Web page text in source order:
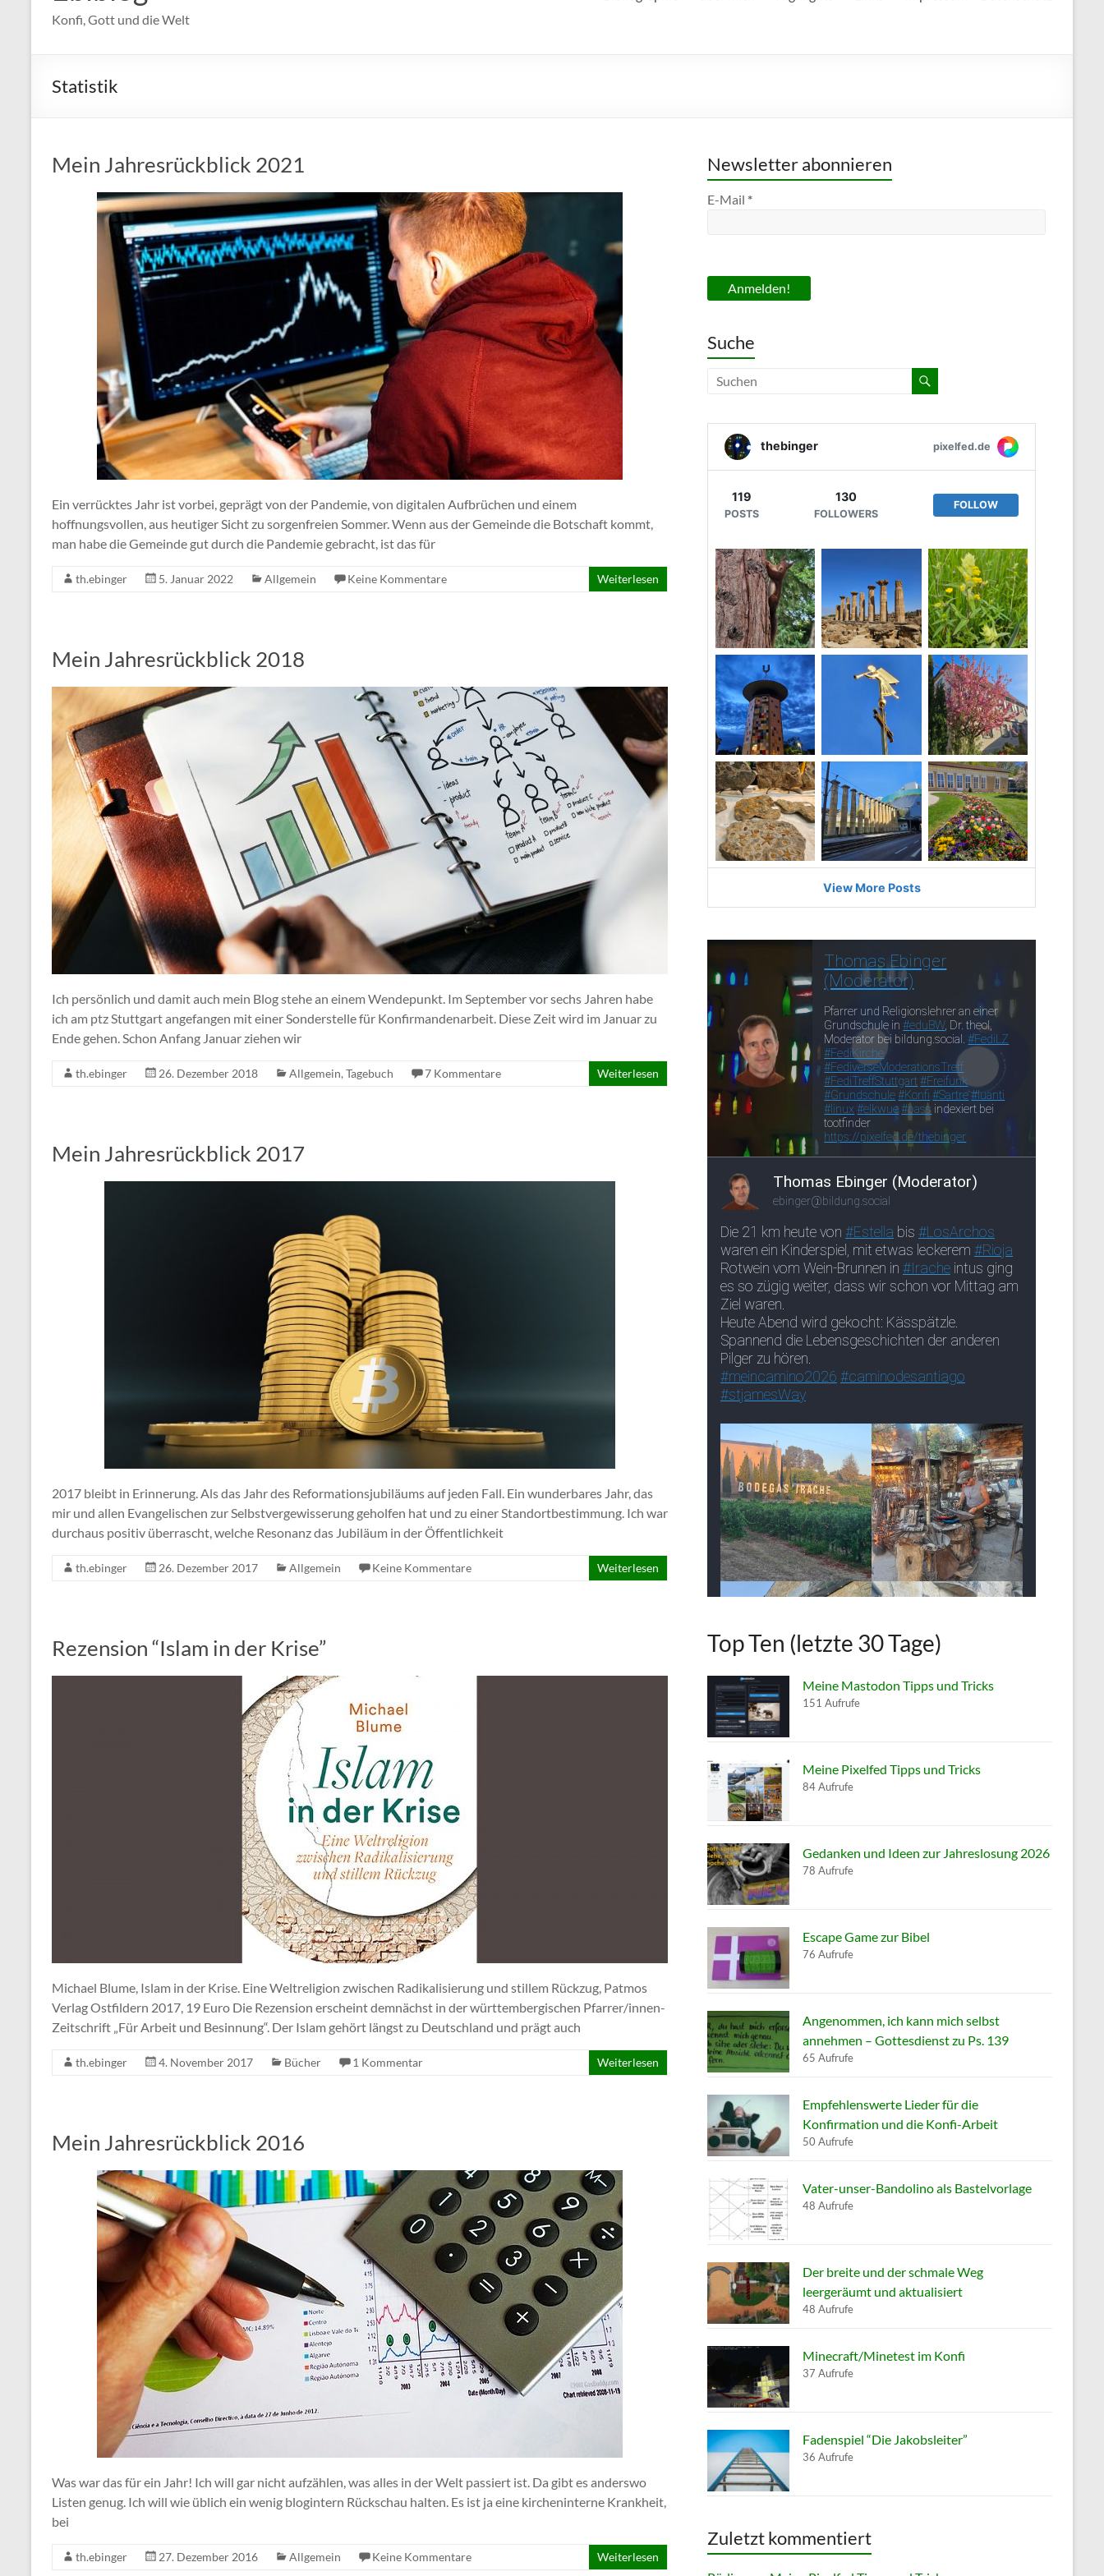
Konfi, Gott und die Welt
Statistik
Mein Jahresrückblick 2021
Ein verrücktes Jahr ist vorbei, geprägt von der Pandemie, von digitalen Aufbrüchen und einem
hoffnungsvollen, aus heutiger Sicht zu sorgenfreien Sommer. Wenn aus der Gemeinde die Botschaft kommt,
man habe die Gemeinde gut durch die Pandemie gebracht, ist das für
th.ebinger 5. Januar 2022 Allgemein Keine Kommentare Weiterlesen
Mein Jahresrückblick 2018
Ich persönlich und damit auch mein Blog stehe an einem Wendepunkt. Im September vor sechs Jahren habe
ich am ptz Stuttgart angefangen mit einer Sonderstelle für Konfirmandenarbeit. Diese Zeit wird im Januar zu
Ende gehen. Schon Anfang Januar ziehen wir
th.ebinger 26. Dezember 2018 Allgemein, Tagebuch 7 Kommentare Weiterlesen
Mein Jahresrückblick 2017
2017 bleibt in Erinnerung. Als das Jahr des Reformationsjubiläums auf jeden Fall. Ein wunderbares Jahr, das
mir und allen Evangelischen zur Selbstvergewisserung geholfen hat und zu einer Standortbestimmung. Ich war
durchaus positiv überrascht, welche Resonanz das Jubiläum in der Öffentlichkeit
th.ebinger 26. Dezember 2017 Allgemein Keine Kommentare Weiterlesen
Rezension “Islam in der Krise”
Michael Blume, Islam in der Krise. Eine Weltreligion zwischen Radikalisierung und stillem Rückzug, Patmos
Verlag Ostfildern 2017, 19 Euro Die Rezension erscheint demnächst in der württembergischen Pfarrer/innen-
Zeitschrift „Für Arbeit und Besinnung“. Der Islam gehört längst zu Deutschland und prägt auch
th.ebinger 4. November 2017 Bücher 1 Kommentar Weiterlesen
Mein Jahresrückblick 2016
Was war das für ein Jahr! Ich will gar nicht aufzählen, was alles in der Welt passiert ist. Da gibt es anderswo
Listen genug. Ich will wie üblich ein wenig blogintern Rückschau halten. Es ist ja eine kircheninterne Krankheit,
bei
th.ebinger 27. Dezember 2016 Allgemein Keine Kommentare Weiterlesen
Newsletter abonnieren
E-Mail *
Suche
Top Ten (letzte 30 Tage)
Meine Mastodon Tipps und Tricks
151 Aufrufe
Meine Pixelfed Tipps und Tricks
84 Aufrufe
Gedanken und Ideen zur Jahreslosung 2026
78 Aufrufe
Escape Game zur Bibel
76 Aufrufe
Angenommen, ich kann mich selbst
annehmen – Gottesdienst zu Ps. 139
65 Aufrufe
Empfehlenswerte Lieder für die
Konfirmation und die Konfi-Arbeit
50 Aufrufe
Vater-unser-Bandolino als Bastelvorlage
48 Aufrufe
Der breite und der schmale Weg
leergeräumt und aktualisiert
48 Aufrufe
Minecraft/Minetest im Konfi
37 Aufrufe
Fadenspiel “Die Jakobsleiter”
36 Aufrufe
Zuletzt kommentiert